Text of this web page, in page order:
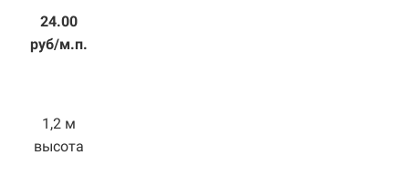
24.00
руб/м.п.
1,2 м
высота